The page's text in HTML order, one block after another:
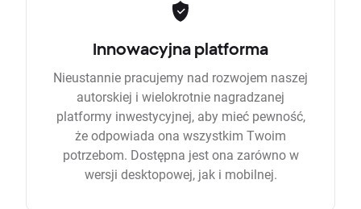
Innowacyjna platforma
Nieustannie pracujemy nad rozwojem naszej
autorskiej i wielokrotnie nagradzanej
platformy inwestycyjnej, aby mieć pewność,
że odpowiada ona wszystkim Twoim
potrzebom. Dostępna jest ona zarówno w
wersji desktopowej, jak i mobilnej.